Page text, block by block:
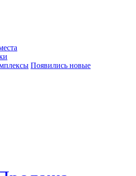
Появились новые